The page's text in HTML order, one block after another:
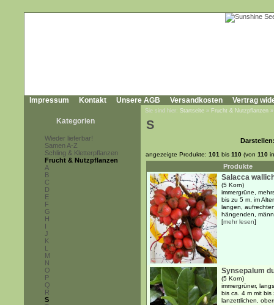
Impressum Kontakt Unsere AGB Versandkosten Vertrag
Kategorien
Wieder lieferbar!
Samen A-Z
Schling & Kletterpflanzen
Frucht & Nutzpflanzen
A
B
C
D
E
F
G
H
I
J
K
L
M
N
O
P
Q
R
S
Sie sind hier: Startseite » Frucht & Nutzpflanzen
S
angezeigte Produkte: 101 bis 110 (von 110
Produkte
Salacca
(5 Korn)
immergrüne,
bis zu 5 m, im
langen,
hängenden,
[mehr lesen]
Synsepalum
(5 Korn)
immergrüner,
bis ca. 4 m mit
lanzettlichen,